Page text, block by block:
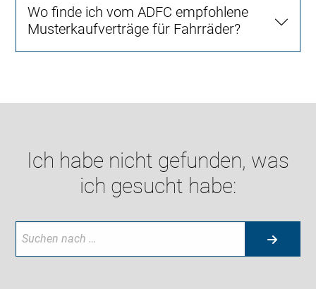
Wo finde ich vom ADFC empfohlene
Musterkaufverträge für Fahrräder?
Ich habe nicht gefunden, was
ich gesucht habe: